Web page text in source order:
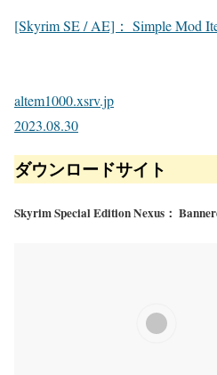
[Skyrim SE / AE]： Simple Mod
altem1000.xsrv.jp
2023.08.30
ダウンロードサイト
Skyrim Special Edition Nexus：